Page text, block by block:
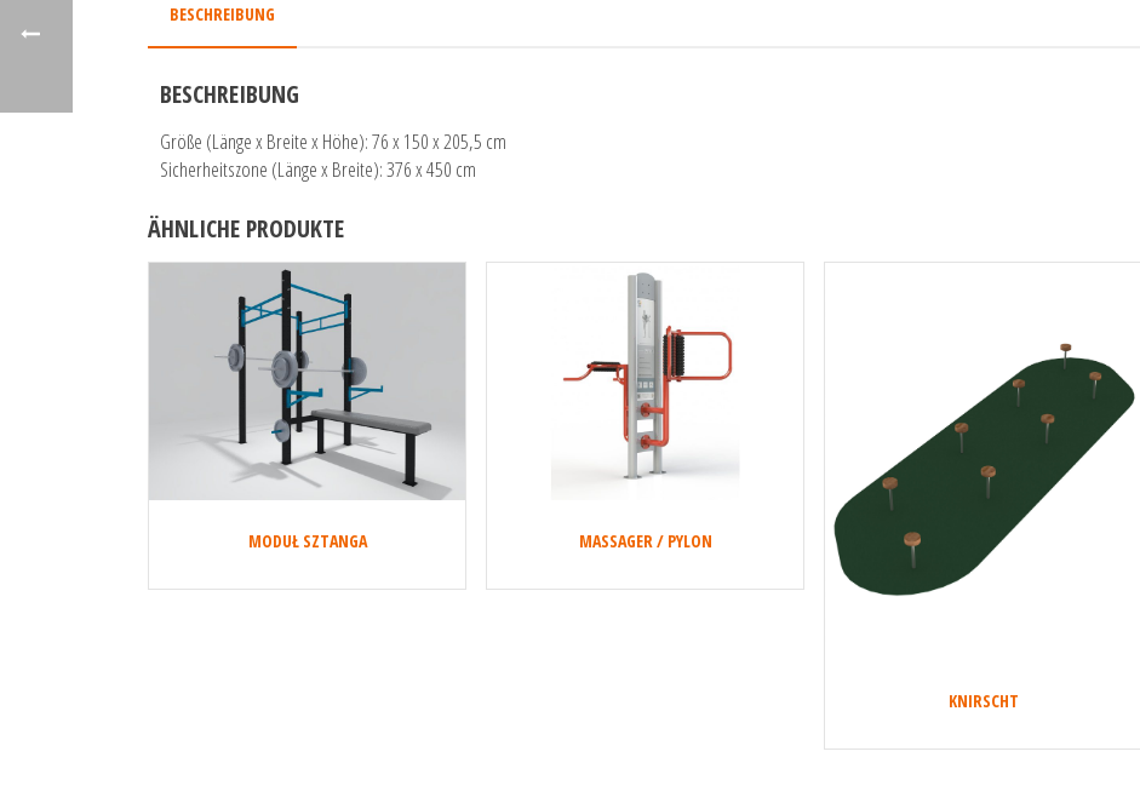
BESCHREIBUNG
BESCHREIBUNG
Größe (Länge x Breite x Höhe): 76 x 150 x 205,5 cm
Sicherheitszone (Länge x Breite): 376 x 450 cm
ÄHNLICHE PRODUKTE
MODUŁ SZTANGA MASSAGER / PYLON
KNIRSCHT